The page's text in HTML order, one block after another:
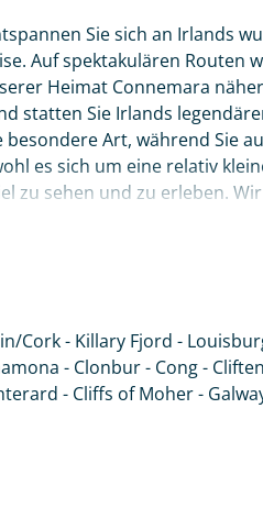
Sie sich an Irlands
Auf spektakulären Routen
Heimat Connemara
statten Sie Irlands
besondere Art, während Sie
es sich um eine relativ
zu sehen und zu erleben.
- durch einsame Täler und
atemberaubendsten
Cork - Killary Fjord -
- Clonbur - Cong -
- Cliffs of Moher -
Ihr Urlaub - so
und kontaktieren Sie, um